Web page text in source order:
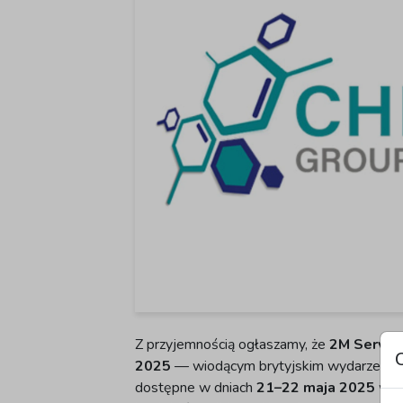
Z przyjemnością ogłaszamy, że 2M Services
2025 — wiodącym brytyjskim wydarzeniu
dostępne w dniach 21–22 maja 2025 w